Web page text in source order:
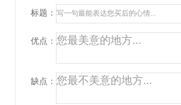
标题：
优点：
缺点：